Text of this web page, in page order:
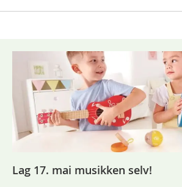
Lag 17. mai musikken selv!